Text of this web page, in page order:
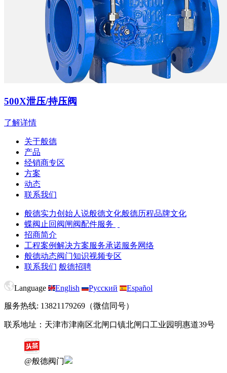
500X泄压/持压阀
了解详情
关于般德
产品
经销商专区
方案
动态
联系我们
般德实力创始人说般德文化般德历程品牌文化
蝶阀 止回阀闸阀配件服务
招商简介
工程案例解决方案服务承诺服务网络
般德动态阀门知识视频专区
联系我们 般德招聘
Language English Русский Español
服务热线: 13821179269（微信同号）
联系地址：天津市津南区北闸口镇北闸口工业园明惠道39号
@般德阀门